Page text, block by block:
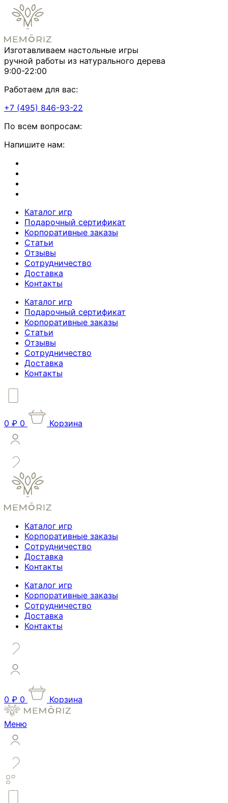
Изготавливаем настольные игры
ручной работы из натурального дерева
9:00-22:00
Работаем для вас:
+7 (495) 846-93-22
По всем вопросам:
Напишите нам:
Каталог игр
Подарочный сертификат
Корпоративные заказы
Статьи
Отзывы
Сотрудничество
Доставка
Контакты
Каталог игр
Подарочный сертификат
Корпоративные заказы
Статьи
Отзывы
Сотрудничество
Доставка
Контакты
0 ₽ 0 Корзина
Каталог игр
Корпоративные заказы
Сотрудничество
Доставка
Контакты
Каталог игр
Корпоративные заказы
Сотрудничество
Доставка
Контакты
0 ₽ 0 Корзина
Меню